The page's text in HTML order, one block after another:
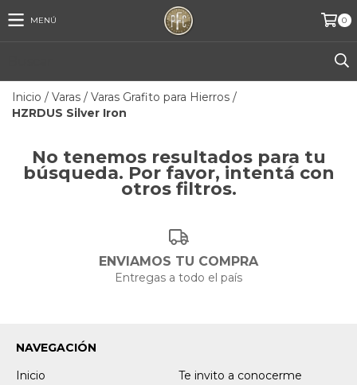
MENÚ 0
Inicio / Varas / Varas Grafito para Hierros /
HZRDUS Silver Iron
No tenemos resultados para tu
búsqueda. Por favor, intentá con
otros filtros.
ENVIAMOS TU COMPRA
Entregas a todo el país
NAVEGACIÓN
Inicio
Te invito a conocerme